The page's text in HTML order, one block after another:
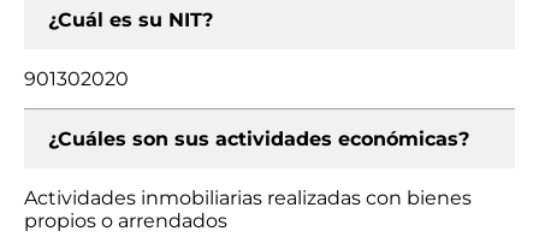
¿Cuál es su NIT?
901302020
¿Cuáles son sus actividades económicas?
Actividades inmobiliarias realizadas con bienes
propios o arrendados